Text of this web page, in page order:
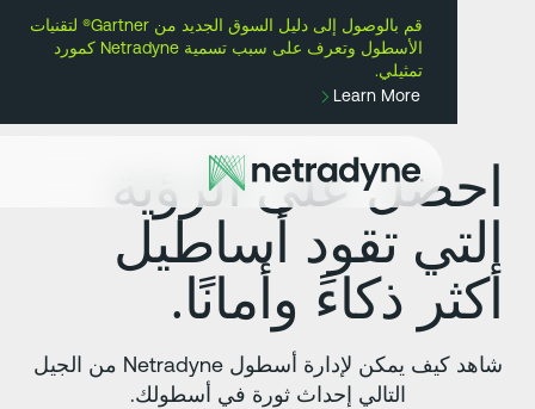
قم بالوصول إلى دليل السوق الجديد من Gartner® لتقنيات
الأسطول وتعرف على سبب تسمية Netradyne كمورد
تمثيلي.
Learn More
على الرؤية
تقود أساطيل
ذكاءً وأمانًا.
شاهد كيف يمكن لإدارة أسطول Netradyne من الجيل
التالي إحداث ثورة في أسطولك.